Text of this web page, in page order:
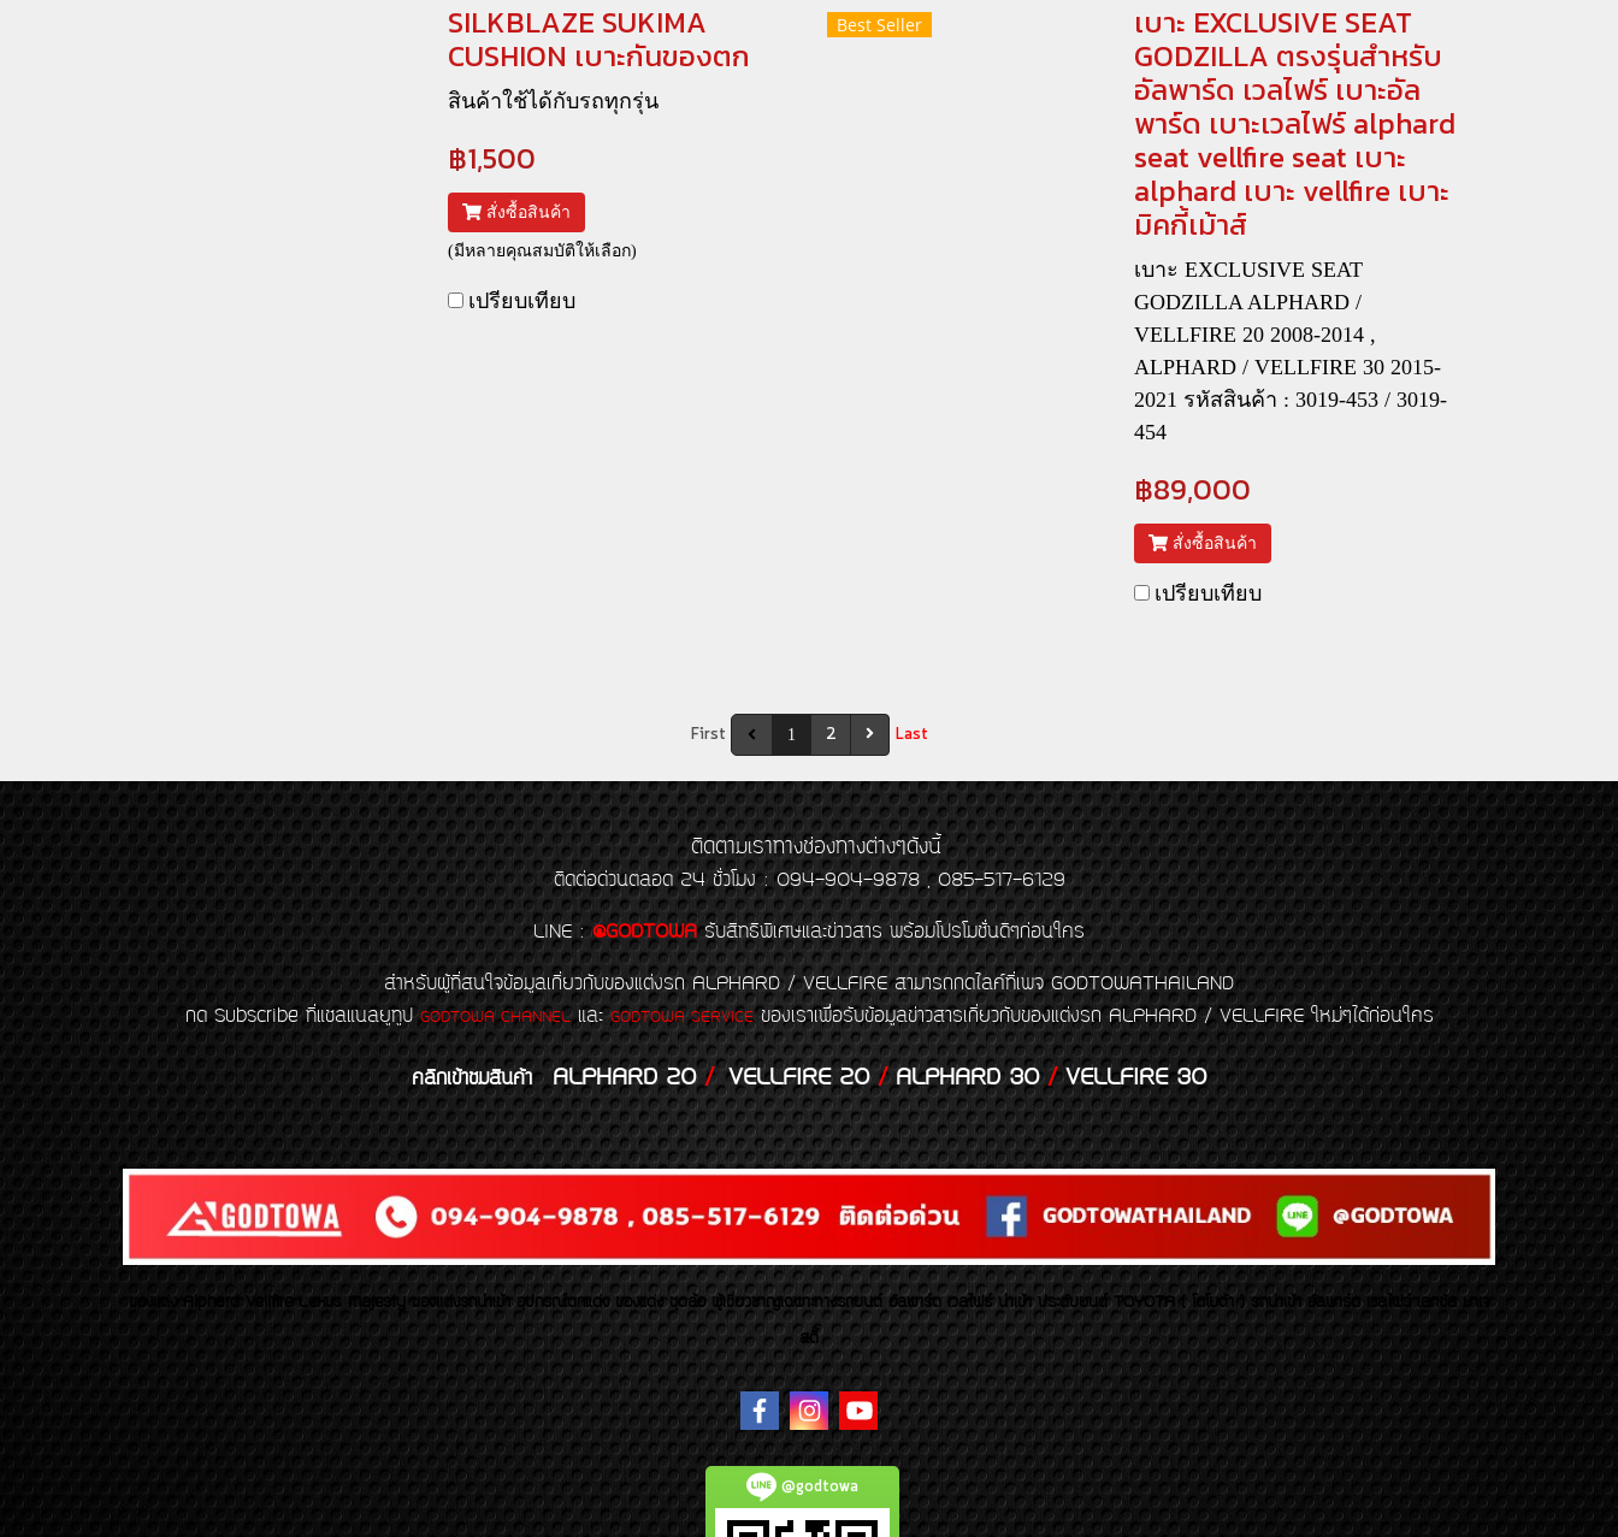
SILKBLAZE SUKIMA
CUSHION เบาะกันของตก
สินค้าใช้ได้กับรถทุกรุ่น
฿1,500
สั่งซื้อสินค้า
(มีหลายคุณสมบัติให้เลือก)
เปรียบเทียบ
Best Seller
เบาะ EXCLUSIVE SEAT
GODZILLA ตรงรุ่นสำหรับ
อัลพาร์ด เวลไฟร์ เบาะอัล
พาร์ด เบาะเวลไฟร์ alphard
seat vellfire seat เบาะ
alphard เบาะ vellfire เบาะ
มิคกี้เม้าส์
เบาะ EXCLUSIVE SEAT
GODZILLA ALPHARD /
VELLFIRE 20 2008-2014 ,
ALPHARD / VELLFIRE 30 2015-
2021 รหัสสินค้า : 3019-453 / 3019-
454
฿89,000
สั่งซื้อสินค้า
เปรียบเทียบ
First 1 2 Last
ติดตามเราทางช่องทางต่างๆดังนี้
ติดต่อด่วนตลอด 24 ชั่วโมง : 094-904-9878 , 085-517-6129
LINE : @GODTOWA รับสิทธิพิเศษและข่าวสาร พร้อมโปรโมชั่นดีๆก่อนใคร
สำหรับผู้ที่สนใจข้อมูลเกี่ยวกับของแต่งรถ ALPHARD / VELLFIRE สามารถกดไลค์ที่เพจ GODTOWATHAILAND
กด Subscribe ที่แชลแนลยูทูปGODTOWA CHANNELและ GODTOWA SERVICEของเราเพื่อรับข้อมูลข่าวสารเกี่ยวกับของแต่งรถ ALPHARD / VELLFIRE ใหม่ๆได้ก่อนใคร
คลิกเข้าชมสินค้า ALPHARD 20/VELLFIRE 20/ALPHARD 30/VELLFIRE 30
ของเเต่ง Alphard Vellfire Lexus Majesty ของเเต่งรถนำเข้า อุปกรณ์ตกแต่ง ของแต่ง ชุดล้อ ผู้เชี่ยวชาญเฉพาะทางรถยนต์ อัลพาร์ด เวลไฟร์ นำเข้า ประดับยนต์ TOYOTA ( โตโยต้า ) รถนำเข้า อัลพาร์ด เวลไฟร์ เลกซัส มาเจ
สตี้
@godtowa